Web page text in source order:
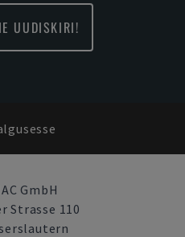
UUDISKIRI!
GmbH
Strasse 110